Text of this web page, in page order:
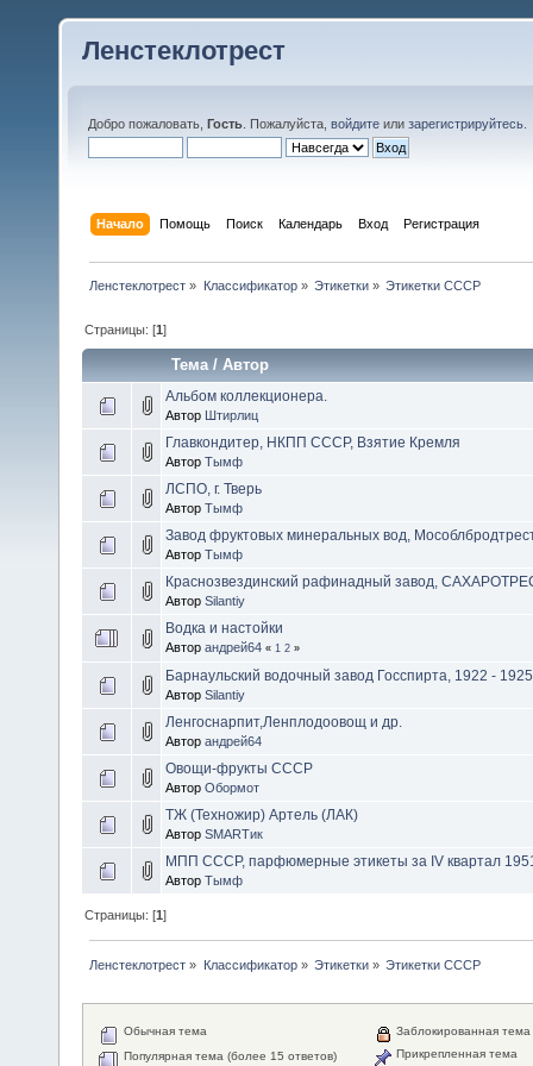
Ленстеклотрест
Добро пожаловать, Гость . Пожалуйста, войдите или зарегистрируйтесь
Начало Помощь Поиск Календарь Вход Регистрация
Ленстеклотрест » Классификатор» Этикетки» Этикетки СССР
Страницы: [1]
Тема/Автор
Альбом коллекционера.
Автор Штирлиц
Главкондитер, НКПП СССР, Взятие Кремля
Автор Тымф
ЛСПО, г. Тверь
Автор Тымф
Завод фруктовых минеральных вод,
Автор Тымф
Краснозвездинский рафинадный завод,
Автор Silantiy
Водка и настойки
Автор андрей64 « 1 2 »
Барнаульский водочный завод Госспирта, 1922 - 1925
Автор Silantiy
Ленгоснарпит,Ленплодоовощ и др.
Автор андрей64
Овощи-фрукты СССР
Автор Обормот
ТЖ (Техножир) Артель (ЛАК)
Автор SMARTик
МПП СССР, парфюмерные этикеты за IV квартал
Автор Тымф
Страницы: [1]
Ленстеклотрест » Классификатор» Этикетки» Этикетки СССР
Обычная тема
Популярная тема (более 15 ответов)
Заблокированная тема
Прикрепленная тема